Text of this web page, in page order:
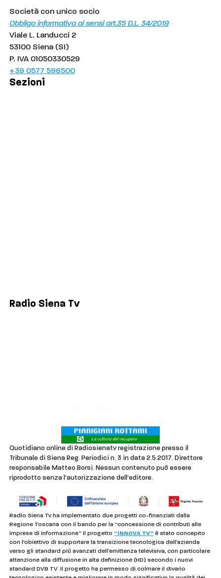
Società con unico socio
Obbligo informativa ai sensi art.35 D.L. 34/2019
Viale L. Landucci 2
53100 Siena (SI)
P. IVA 01050330529
+39 0577 596500
Sezioni
Radio Siena Tv
Quotidiano online di Radiosienatv registrazione presso il
Tribunale di Siena Reg. Periodici n. 3 in data 2.5.2017. Direttore
responsabile Matteo Borsi. Nessun contenuto può essere
riprodotto senza l'autorizzazione dell'editore.
Radio Siena Tv ha implementato due progetti co-finanziati dalla
Regione Toscana con il bando per la “concessione di contributi alle
imprese di informazione” Il progetto“INNOVA TV” è stato concepito
con l’obiettivo di supportare la transizione tecnologica dell’azienda
verso gli standard più avanzati dell’emittenza televisiva, con particolare
attenzione alla diffusione in alta definizione (HD) secondo i nuovi
standard DVB TV. Il progetto ha permesso di colmare il divario